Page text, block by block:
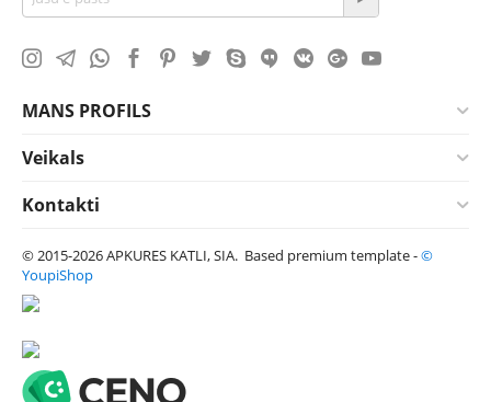
MANS PROFILS
Veikals
Kontakti
© 2015-2026 APKURES KATLI, SIA. Based premium template -©
YoupiShop